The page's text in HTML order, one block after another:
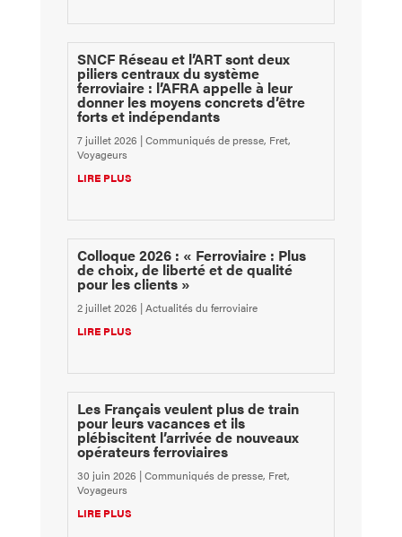
SNCF Réseau et l’ART sont deux
piliers centraux du système
ferroviaire : l’AFRA appelle à leur
donner les moyens concrets d’être
forts et indépendants
7 juillet 2026 |Communiqués de presse, Fret,
Voyageurs
LIRE PLUS
Colloque 2026 : « Ferroviaire : Plus
de choix, de liberté et de qualité
pour les clients »
2 juillet 2026 |Actualités du ferroviaire
LIRE PLUS
Les Français veulent plus de train
pour leurs vacances et ils
plébiscitent l’arrivée de nouveaux
opérateurs ferroviaires
30 juin 2026 |Communiqués de presse, Fret,
Voyageurs
LIRE PLUS